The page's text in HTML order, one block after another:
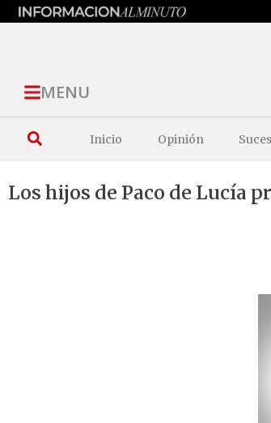
MENU
Inicio Opinión
Los hijos de Paco de Lucía